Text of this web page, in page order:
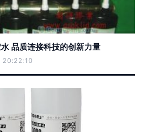
品质连接科技的创新力量
20:22:10